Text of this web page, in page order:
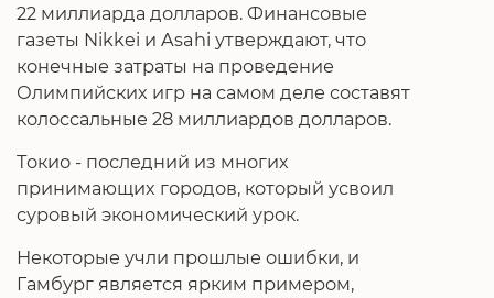
22 миллиарда долларов. Финансовые
газеты Nikkei и Asahi утверждают, что
конечные затраты на проведение
Олимпийских игр на самом деле составят
колоссальные 28 миллиардов долларов.
Токио - последний из многих
принимающих городов, который усвоил
суровый экономический урок.
Некоторые учли прошлые ошибки, и
Гамбург является ярким примером,